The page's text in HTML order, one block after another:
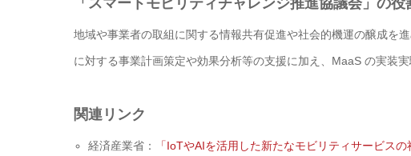
「スマートモビリティチャレンジ推進協議会」の役
地域や事業者の取組に関する情報共有促進や社会的機運の醸成を
に対する事業計画策定や効果分析等の支援に加え、MaaS の実装
関連リンク
経済産業省： 「IoTやAIを活用した新たなモビリティサービス